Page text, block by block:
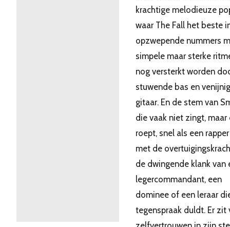
krachtige melodieuze
waar The Fall het beste
opzwepende nummers
simpele maar sterke
nog versterkt worden
stuwende bas en
gitaar. En de stem van
die vaak niet zingt, maar
roept, snel als een
met de
de dwingende klank van
legercommandant, een
dominee of een leraar
tegenspraak duldt. Er zit